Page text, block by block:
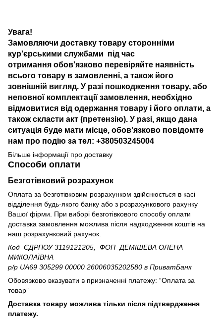
Увага!
Замовляючи доставку товару сторонніми
кур'єрськими службами під час
отримання обов'язково перевіряйте наявність
всього товару в замовленні, а також його
зовнішній вигляд. У разі пошкодження товару, або
неповної комплектації замовлення, необхідно
відмовитися від одержання товару і його оплати, а
також скласти акт (претензію). У разі, якщо дана
ситуація буде мати місце, обов'язково повідомте
нам про подію за тел: +380503245004
Більше інформації про доставку
Способи оплати
Безготівковий розрахунок
Оплата за безготівковим розрахунком здійснюється в касі
відділення будь-якого банку або з розрахункового рахунку
Вашої фірми. При виборі безготівкового способу оплати
доставка замовлення можлива після надходження коштів на
наш розрахунковий рахунок.
Код ЄДРПОУ 3119121205, ФОП ДЕМІШЕВА ОЛЕНА
МИКОЛАЇВНА
р/р UA69 305299 00000 26006035202580 в ПриватБанк
Обовязково вказувати в призначенні платежу: “Оплата за
товар”
Доставка товару можлива тільки після підтвердження
платежу.